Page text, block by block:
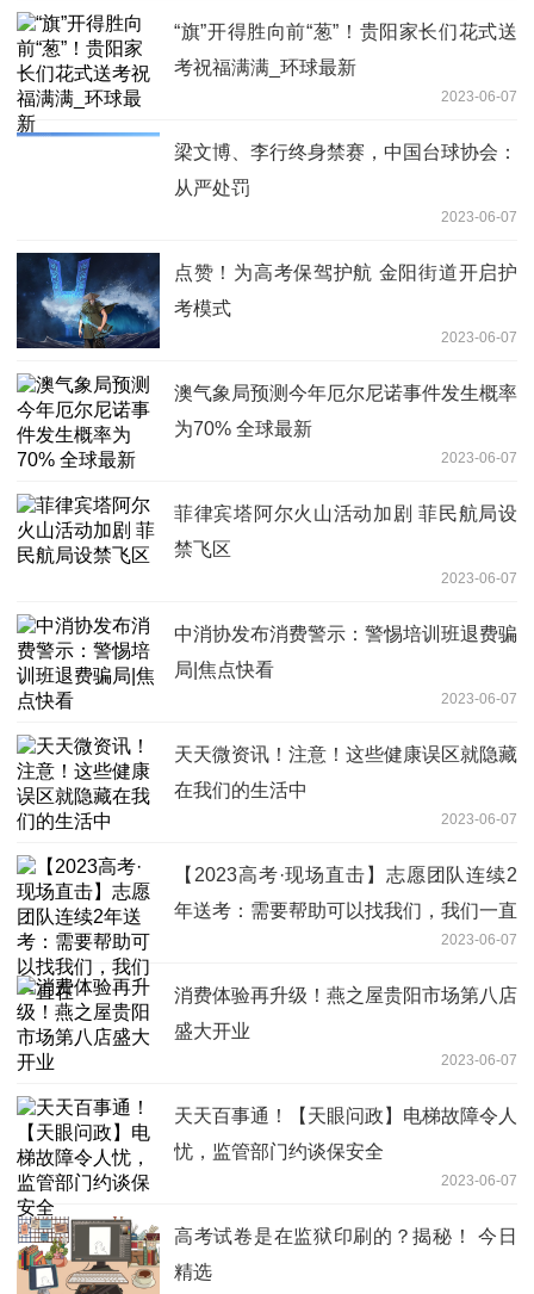
“旗”开得胜向前“葱”！贵阳家长们花式送
考祝福满满_环球最新
2023-06-07
梁文博、李行终身禁赛，中国台球协会：
从严处罚
2023-06-07
点赞！为高考保驾护航 金阳街道开启护
考模式
2023-06-07
澳气象局预测今年厄尔尼诺事件发生概率
为70% 全球最新
2023-06-07
菲律宾塔阿尔火山活动加剧 菲民航局设
禁飞区
2023-06-07
中消协发布消费警示：警惕培训班退费骗
局|焦点快看
2023-06-07
天天微资讯！注意！这些健康误区就隐藏
在我们的生活中
2023-06-07
【2023高考·现场直击】志愿团队连续2
年送考：需要帮助可以找我们，我们一直
2023-06-07
消费体验再升级！燕之屋贵阳市场第八店
盛大开业
2023-06-07
天天百事通！【天眼问政】电梯故障令人
忧，监管部门约谈保安全
2023-06-07
高考试卷是在监狱印刷的？揭秘！ 今日
精选